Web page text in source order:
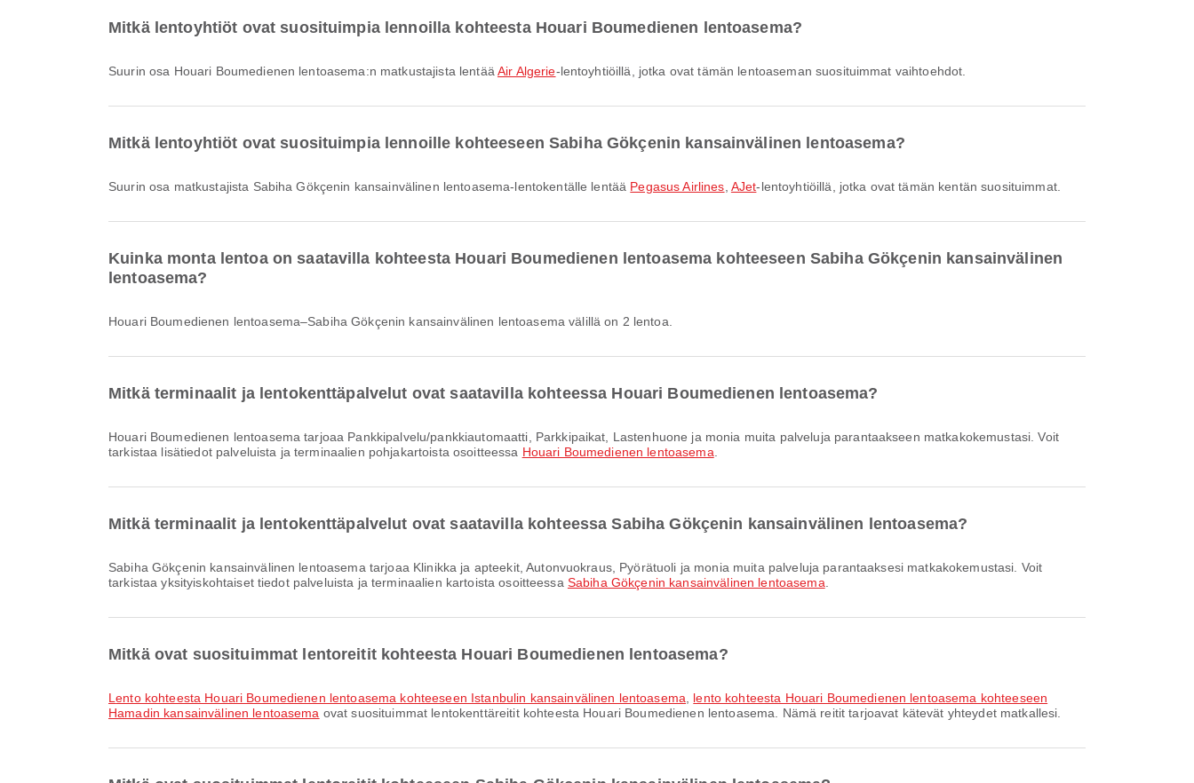
Mitkä lentoyhtiöt ovat suosituimpia lennoilla kohteesta Houari Boumedienen lentoasema?
Suurin osa Houari Boumedienen lentoasema:n matkustajista lentää Air Algerie-lentoyhtiöillä, jotka ovat tämän lentoaseman suosituimmat vaihtoehdot.
Mitkä lentoyhtiöt ovat suosituimpia lennoille kohteeseen Sabiha Gökçenin kansainvälinen lentoasema?
Suurin osa matkustajista Sabiha Gökçenin kansainvälinen lentoasema-lentokentälle lentää Pegasus Airlines AJet-lentoyhtiöillä, jotka ovat tämän kentän suosituimmat.
Kuinka monta lentoa on saatavilla kohteesta Houari Boumedienen lentoasema kohteeseen Sabiha Gökçenin kansainvälinen
lentoasema?
Houari Boumedienen lentoasema–Sabiha Gökçenin kansainvälinen lentoasema välillä on 2 lentoa.
Mitkä terminaalit ja lentokenttäpalvelut ovat saatavilla kohteessa Houari Boumedienen lentoasema?
Houari Boumedienen lentoasema tarjoaa Pankkipalvelu/pankkiautomaatti, Parkkipaikat, Lastenhuone ja monia muita palveluja parantaakseen matkakokemustasi. Voit
tarkistaa lisätiedot palveluista ja terminaalien pohjakartoista osoitteessa Houari Boumedienen lentoasema
Mitkä terminaalit ja lentokenttäpalvelut ovat saatavilla kohteessa Sabiha Gökçenin kansainvälinen lentoasema?
Sabiha Gökçenin kansainvälinen lentoasema tarjoaa Klinikka ja apteekit, Autonvuokraus, Pyörätuoli ja monia muita palveluja parantaaksesi matkakokemustasi. Voit
tarkistaa yksityiskohtaiset tiedot palveluista ja terminaalien kartoista osoitteessa Sabiha Gökçenin kansainvälinen lentoasema
Mitkä ovat suosituimmat lentoreitit kohteesta Houari Boumedienen lentoasema?
lento kohteesta Houari Boumedienen lentoasema kohteeseen Istanbulin kansainvälinen lentoasema
lento kohteesta Houari Boumedienen lentoasema kohteeseen
Hamadin kansainvälinen lentoasema ovat suosituimmat lentokenttäreitit kohteesta Houari Boumedienen lentoasema. Nämä reitit tarjoavat kätevät yhteydet matkallesi.